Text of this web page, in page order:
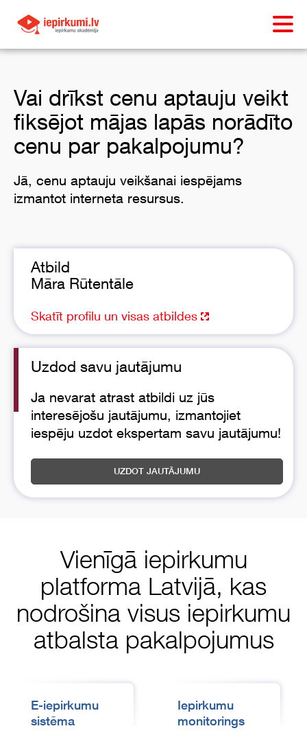
Vai drīkst cenu aptauju veikt
fiksējot mājas lapās norādīto
cenu par pakalpojumu?
Jā, cenu aptauju veikšanai iespējams
izmantot interneta resursus.
Atbild
Māra Rūtentāle
Skatīt profilu un visas atbildes
Uzdod savu jautājumu
Ja nevarat atrast atbildi uz jūs
interesējošu jautājumu, izmantojiet
iespēju uzdot ekspertam savu jautājumu!
UZDOT JAUTĀJUMU
Vienīgā iepirkumu
platforma Latvijā, kas
nodrošina visus iepirkumu
atbalsta pakalpojumus
E-iepirkumu
sistēma
Iepirkumu
monitorings